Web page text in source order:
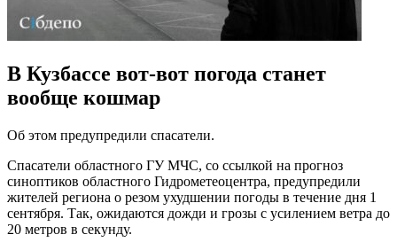
В Кузбассе вот-вот погода станет
вообще кошмар
Об этом предупредили спасатели.
Спасатели областного ГУ МЧС, со ссылкой на прогноз
синоптиков областного Гидрометеоцентра, предупредили
жителей региона о резом ухудшении погоды в течение дня 1
сентября. Так, ожидаются дожди и грозы с усилением ветра до
20 метров в секунду.